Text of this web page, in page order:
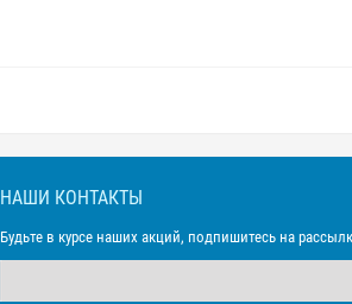
НАШИ КОНТАКТЫ
Будьте в курсе наших акций, подпишитесь на